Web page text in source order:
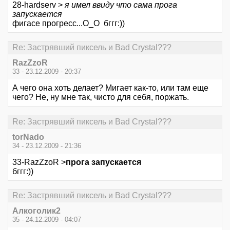
28-hardserv > я имел ввиду что сама прога
запускается
фигасе прогресс...O_O бггг:))
Re: Застрявший пиксель и Bad Crystal???
RazZzoR
33 - 23.12.2009 - 20:37
А чего она хоть делает? Мигает как-то, или там еще
чего? Не, ну мне так, чисто для себя, поржать.
Re: Застрявший пиксель и Bad Crystal???
torNado
34 - 23.12.2009 - 21:36
33-RazZzoR >прога запускается
бггг:))
Re: Застрявший пиксель и Bad Crystal???
Алкоголик2
35 - 24.12.2009 - 04:07